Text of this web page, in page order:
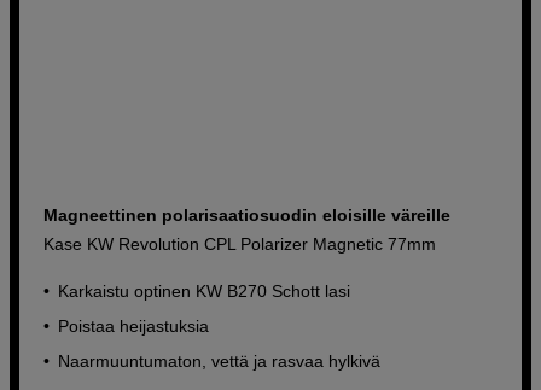
Magneettinen polarisaatiosuodin eloisille väreille
Kase KW Revolution CPL Polarizer Magnetic 77mm
Karkaistu optinen KW B270 Schott lasi
Poistaa heijastuksia
Naarmuuntumaton, vettä ja rasvaa hylkivä